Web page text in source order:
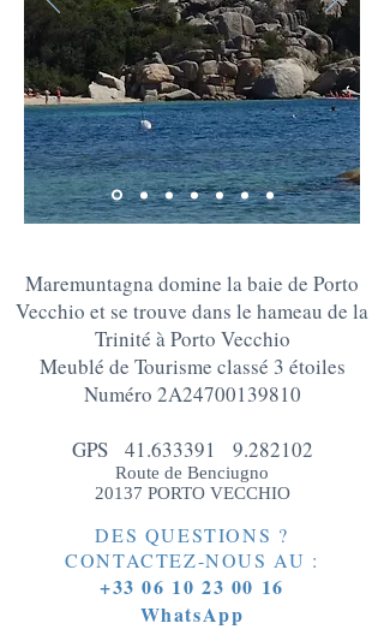
Maremuntagna domine la baie de Porto
Vecchio et se trouve dans le hameau de la
Trinité à Porto Vecchio
Meublé de Tourisme classé 3 étoiles
Numéro 2A24700139810
GPS 41.633391 9.282102
Route de Benciugno
20137 PORTO VECCHIO
DES QUESTIONS ?
CONTACTEZ-NOUS AU :
+33 06 10 23 00 16
WhatsApp